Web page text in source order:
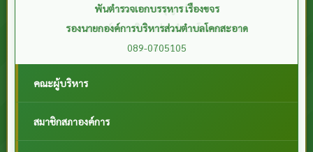
พันตำรวจเอกบรรหาร เรืองขจร
รองนายกองค์การบริหารส่วนตำบลโคกสะอาด
089-0705105
คณะผู้บริหาร
สมาชิกสภาองค์การ